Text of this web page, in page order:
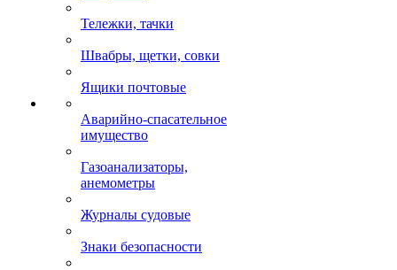
Тележки, тачки
Швабры, щетки, совки
Ящики почтовые
Аварийно-спасательное
имущество
Газоанализаторы,
анемометры
Журналы судовые
Знаки безопасности